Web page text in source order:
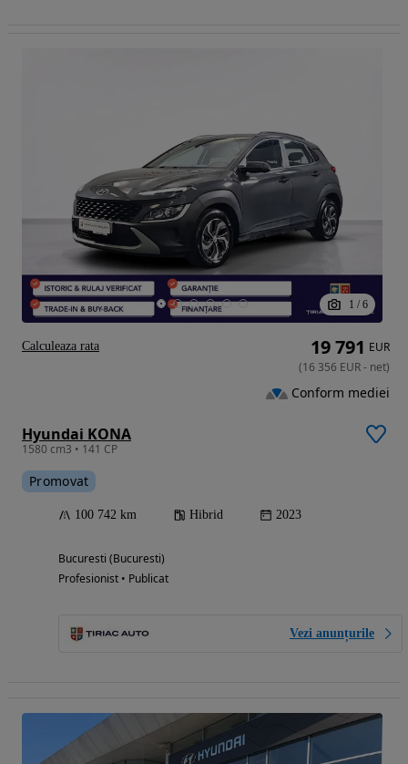
1 / 6
Hyundai KONA
1580 cm3 • 141 CP
Promovat
100 742 km Hibrid 2023
Bucuresti (Bucuresti)
Profesionist • Publicat
Vezi anunțurile
19 791 EUR
(16 356 EUR- net)
Conform mediei
Calculeaza rata